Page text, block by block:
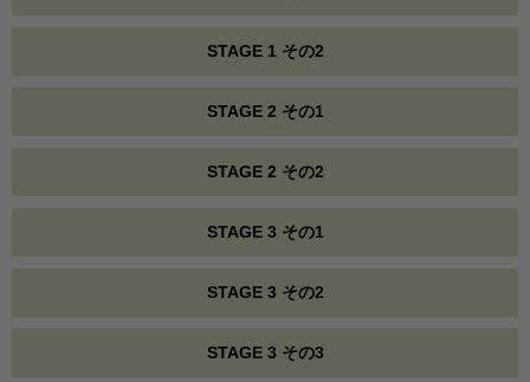
STAGE 1 その2
STAGE 2 その1
STAGE 2 その2
STAGE 3 その1
STAGE 3 その2
STAGE 3 その3